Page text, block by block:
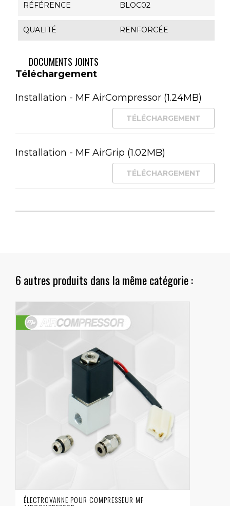
RÉFÉRENCE BLOC02
QUALITÉ RENFORCÉE
spécifiques
DOCUMENTS JOINTS
Téléchargement
Installation - MF AirCompressor (1.24MB)
TÉLÉCHARGEMENT
Installation - MF AirGrip (1.02MB)
TÉLÉCHARGEMENT
6 autres produits dans la même catégorie :
ÉLECTROVANNE POUR COMPRESSEUR MF